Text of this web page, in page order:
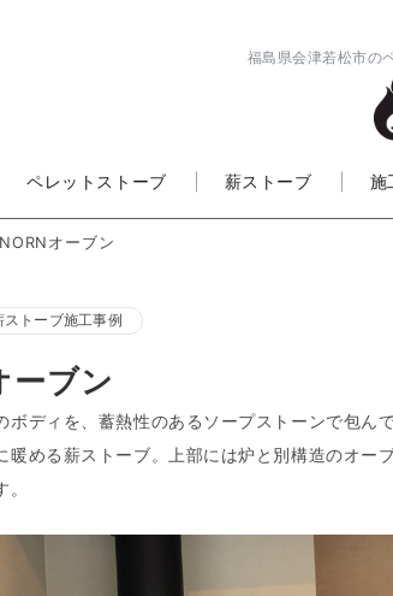
福島県会津若松市の
ペレットストーブ 薪ストーブ 施
オーブン
ストーブ施工事例
ブン
ボディを、蓄熱性のあるソープストーンで包ん
暖める薪ストーブ。上部には炉と別構造のオー